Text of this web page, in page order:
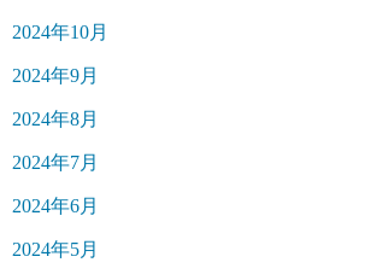
2024年10月
2024年9月
2024年8月
2024年7月
2024年6月
2024年5月